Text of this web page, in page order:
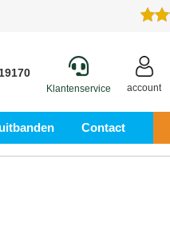
Klantenservice account
Contact